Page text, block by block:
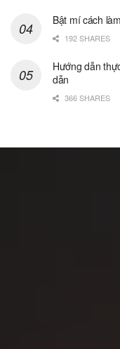
Bật mí cách
192 SHARES
Hướng dẫn
dẫn
366 SHARES